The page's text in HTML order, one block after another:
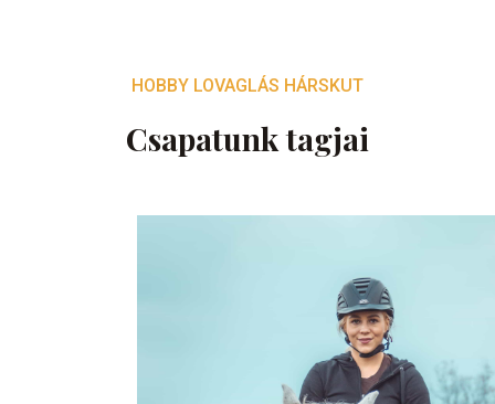
HOBBY LOVAGLÁS HÁRSKUT
Csapatunk tagjai